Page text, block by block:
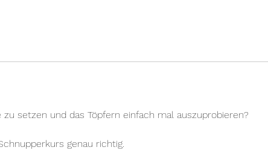
setzen und das Töpfern einfach mal auszuprobieren?
genau richtig.